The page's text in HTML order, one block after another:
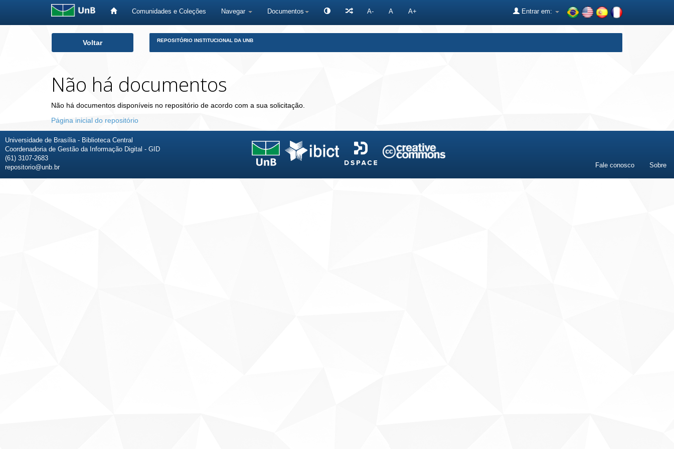
Comunidades e Coleções Navegar Documentos A- A A+ Entrar em:
Voltar REPOSITÓRIO INSTITUCIONAL DA UNB
Não há documentos
Não há documentos disponíveis no repositório de acordo com a sua solicitação.
Página inicial do repositório
Universidade de Brasília - Biblioteca Central
Coordenadoria de Gestão da Informação Digital - GID
(61) 3107-2683
repositorio@unb.br
Fale conosco Sobre